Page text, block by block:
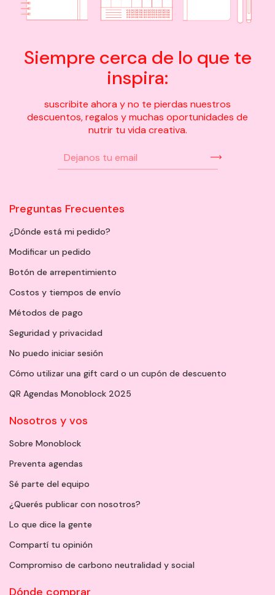
Siempre cerca de lo que te
inspira:
suscribite ahora y no te pierdas nuestros
descuentos, regalos y muchas oportunidades de
nutrir tu vida creativa.
Preguntas Frecuentes
¿Dónde está mi pedido?
Modificar un pedido
Botón de arrepentimiento
Costos y tiempos de envío
Métodos de pago
Seguridad y privacidad
No puedo iniciar sesión
Cómo utilizar una gift card o un cupón de descuento
QR Agendas Monoblock 2025
Nosotros y vos
Sobre Monoblock
Preventa agendas
Sé parte del equipo
¿Querés publicar con nosotros?
Lo que dice la gente
Compartí tu opinión
Compromiso de carbono neutralidad y social
Dónde comprar